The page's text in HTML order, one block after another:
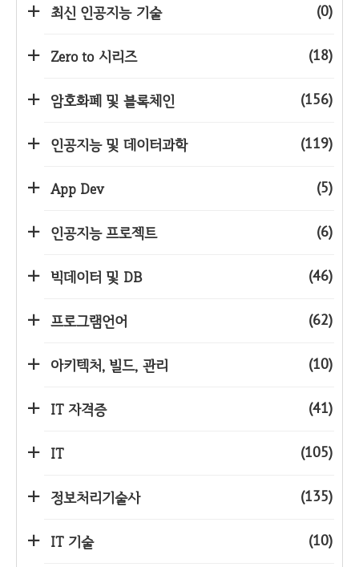
최신 인공지능 기술 (0)
Zero to 시리즈 (18)
암호화폐 및 블록체인 (156)
인공지능 및 데이터과학 (119)
App Dev (5)
인공지능 프로젝트 (6)
빅데이터 및 DB (46)
프로그램언어 (62)
아키텍처, 빌드, 관리 (10)
IT 자격증 (41)
IT (105)
정보처리기술사 (135)
IT 기술 (10)